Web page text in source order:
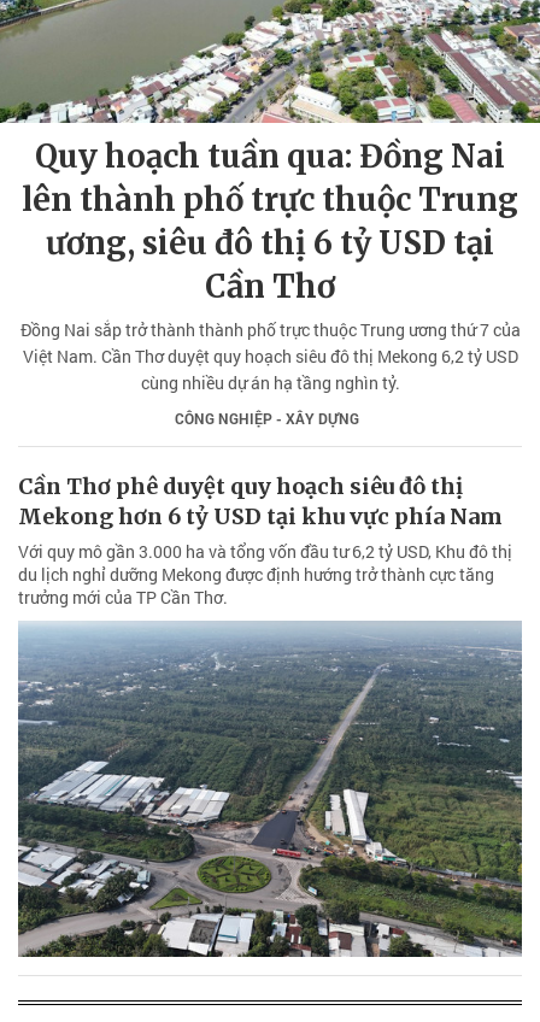
Quy hoạch tuần qua: Đồng Nai
lên thành phố trực thuộc Trung
ương, siêu đô thị 6 tỷ USD tại
Cần Thơ
Đồng Nai sắp trở thành thành phố trực thuộc Trung ương thứ 7 của
Việt Nam. Cần Thơ duyệt quy hoạch siêu đô thị Mekong 6,2 tỷ USD
cùng nhiều dự án hạ tầng nghìn tỷ.
CÔNG NGHIỆP - XÂY DỰNG
Cần Thơ phê duyệt quy hoạch siêu đô thị
Mekong hơn 6 tỷ USD tại khu vực phía Nam
Với quy mô gần 3.000 ha và tổng vốn đầu tư 6,2 tỷ USD, Khu đô thị
du lịch nghỉ dưỡng Mekong được định hướng trở thành cực tăng
trưởng mới của TP Cần Thơ.